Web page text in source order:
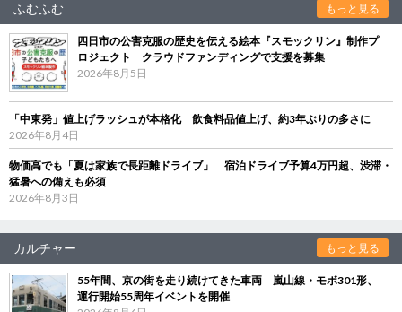
ふむふむ もっと見る
四日市の公害克服の歴史を伝える絵本『スモックリン』制作プ
ロジェクト クラウドファンディングで支援を募集
2026年8月5日
「中東発」値上げラッシュが本格化 飲食料品値上げ、約3年ぶりの多さに
2026年8月4日
物価高でも「夏は家族で長距離ドライブ」 宿泊ドライブ予算4万円超、渋滞・
猛暑への備えも必須
2026年8月3日
カルチャー もっと見る
55年間、京の街を走り続けてきた車両 嵐山線・モボ301形、
運行開始55周年イベントを開催